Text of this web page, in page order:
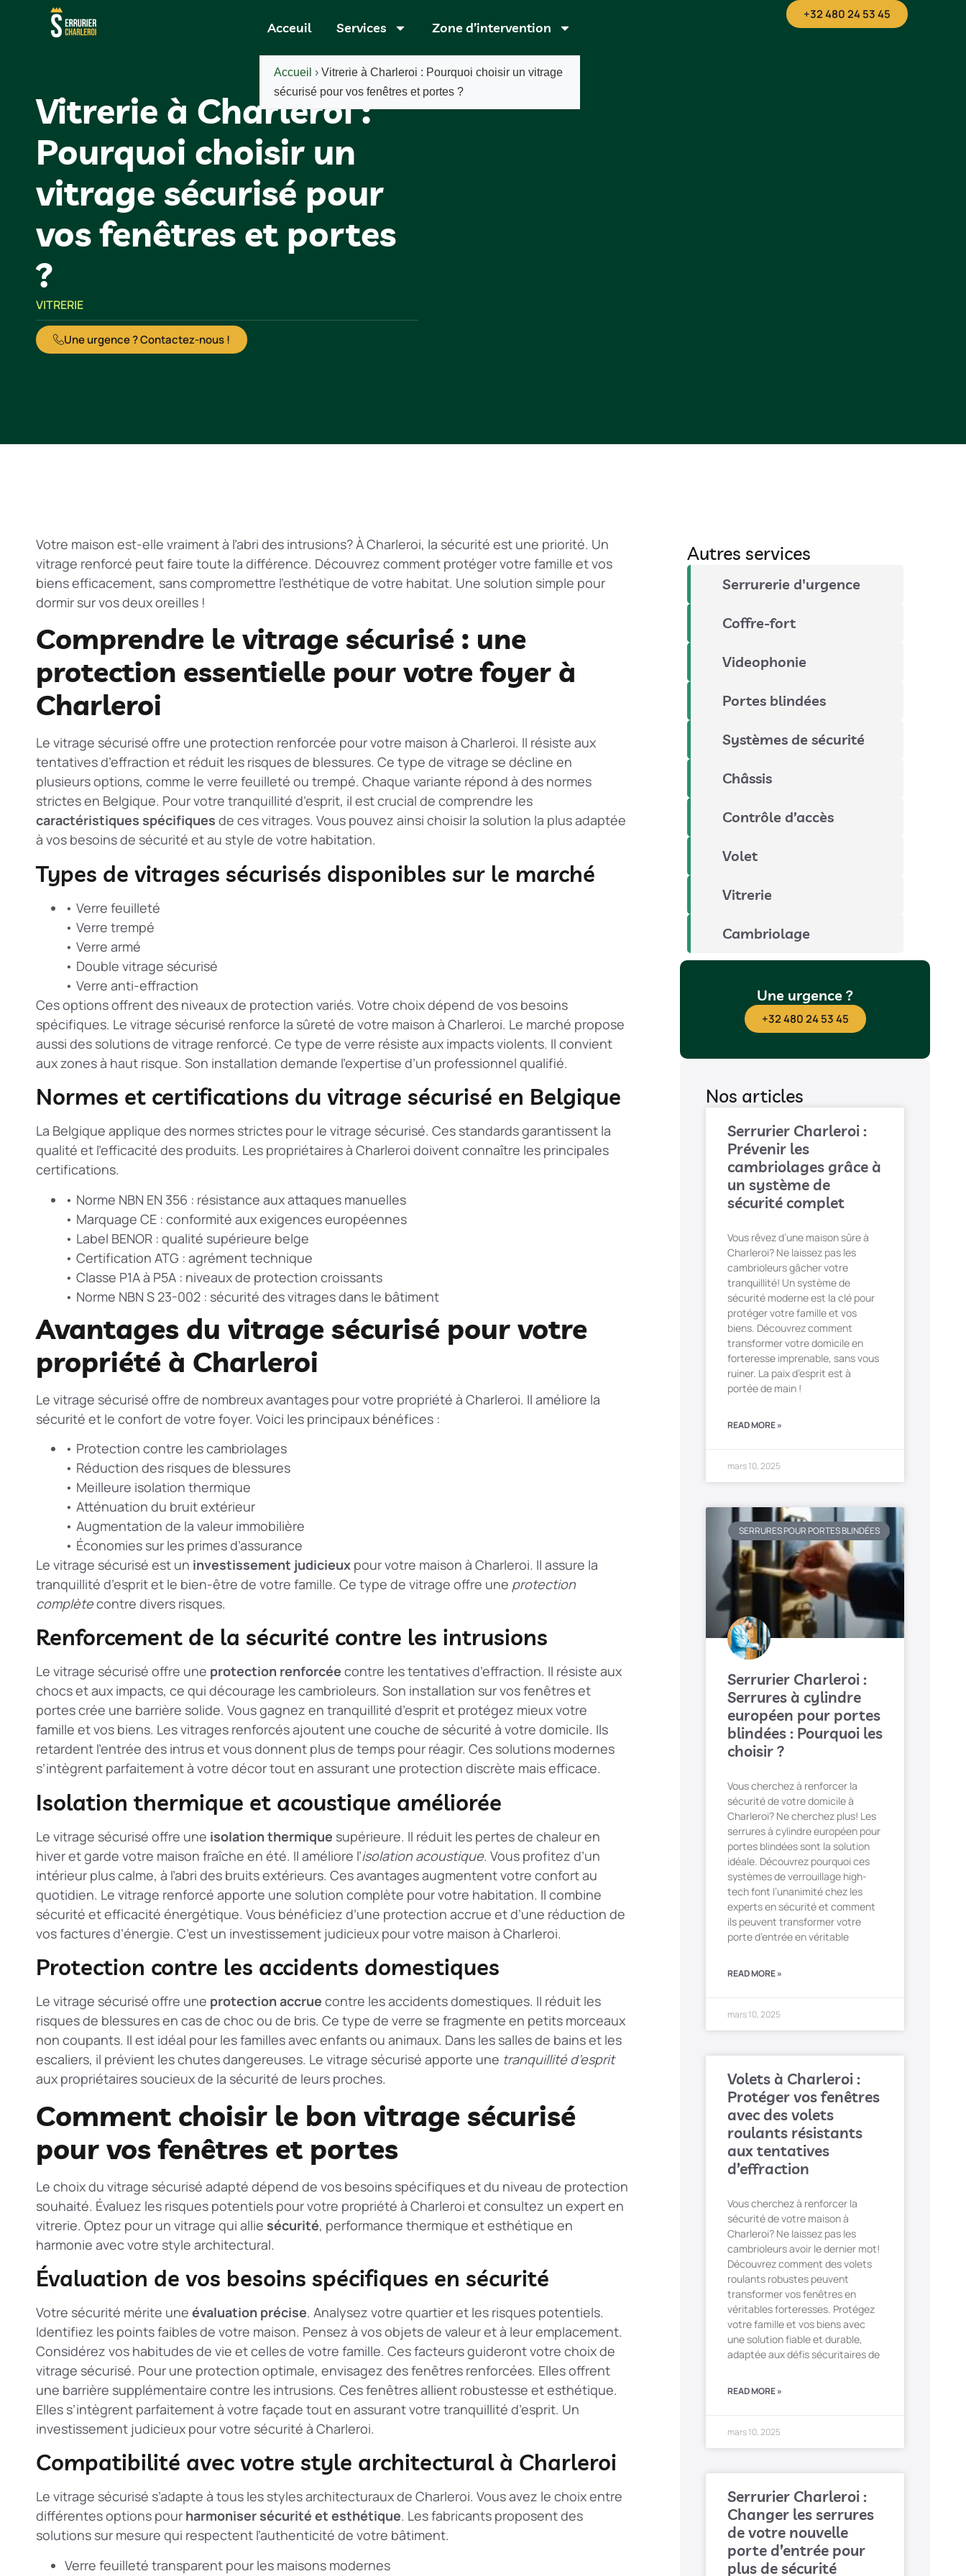
Vitrerie à Charleroi :
Pourquoi choisir un
vitrage sécurisé pour
vos fenêtres et portes
?
VITRERIE
Une urgence ? Contactez-nous !
Votre maison est-elle vraiment à l’abri des intrusions? À Charleroi, la sécurité est une priorité. Un
vitrage renforcé peut faire toute la différence. Découvrez comment protéger votre famille et vos
biens efficacement, sans compromettre l’esthétique de votre habitat. Une solution simple pour
dormir sur vos deux oreilles !
Comprendre le vitrage sécurisé : une
protection essentielle pour votre foyer à
Charleroi
Le vitrage sécurisé offre une protection renforcée pour votre maison à Charleroi. Il résiste aux
tentatives d’effraction et réduit les risques de blessures. Ce type de vitrage se décline en
plusieurs options, comme le verre feuilleté ou trempé. Chaque variante répond à des normes
strictes en Belgique. Pour votre tranquillité d’esprit, il est crucial de comprendre les
caractéristiques spécifiques de ces vitrages. Vous pouvez ainsi choisir la solution la plus adaptée
à vos besoins de sécurité et au style de votre habitation.
Types de vitrages sécurisés disponibles sur le marché
• Verre feuilleté
• Verre trempé
• Verre armé
• Double vitrage sécurisé
• Verre anti-effraction
Ces options offrent des niveaux de protection variés. Votre choix dépend de vos besoins
spécifiques. Le vitrage sécurisé renforce la sûreté de votre maison à Charleroi. Le marché propose
aussi des solutions de vitrage renforcé. Ce type de verre résiste aux impacts violents. Il convient
aux zones à haut risque. Son installation demande l’expertise d’un professionnel qualifié.
Normes et certifications du vitrage sécurisé en Belgique
La Belgique applique des normes strictes pour le vitrage sécurisé. Ces standards garantissent la
qualité et l’efficacité des produits. Les propriétaires à Charleroi doivent connaître les principales
certifications.
• Norme NBN EN 356 : résistance aux attaques manuelles
• Marquage CE : conformité aux exigences européennes
• Label BENOR : qualité supérieure belge
• Certification ATG : agrément technique
• Classe P1A à P5A : niveaux de protection croissants
• Norme NBN S 23-002 : sécurité des vitrages dans le bâtiment
Avantages du vitrage sécurisé pour votre
propriété à Charleroi
Le vitrage sécurisé offre de nombreux avantages pour votre propriété à Charleroi. Il améliore la
sécurité et le confort de votre foyer. Voici les principaux bénéfices :
• Protection contre les cambriolages
• Réduction des risques de blessures
• Meilleure isolation thermique
• Atténuation du bruit extérieur
• Augmentation de la valeur immobilière
• Économies sur les primes d’assurance
Le vitrage sécurisé est un investissement judicieux pour votre maison à Charleroi. Il assure la
tranquillité d’esprit et le bien-être de votre famille. Ce type de vitrage offre une protection
complètecontre divers risques.
Renforcement de la sécurité contre les intrusions
Le vitrage sécurisé offre une protection renforcée contre les tentatives d’effraction. Il résiste aux
chocs et aux impacts, ce qui décourage les cambrioleurs. Son installation sur vos fenêtres et
portes crée une barrière solide. Vous gagnez en tranquillité d’esprit et protégez mieux votre
famille et vos biens. Lesvitrages renforcésajoutent une couche de sécurité à votre domicile. Ils
retardent l’entrée des intrus et vous donnent plus de temps pour réagir. Ces solutions modernes
s’intègrent parfaitement à votre décor tout en assurant une protection discrète mais efficace.
Isolation thermique et acoustique améliorée
Le vitrage sécurisé offre une isolation thermique supérieure. Il réduit les pertes de chaleur en
hiver et garde votre maison fraîche en été. Il améliore l’isolation acoustique. Vous profitez d’un
intérieur plus calme, à l’abri des bruits extérieurs. Ces avantages augmentent votre confort au
quotidien. Le vitrage renforcé apporte une solution complète pour votre habitation. Il combine
sécurité et efficacité énergétique. Vous bénéficiez d’une protection accrue et d’une réduction de
vos factures d’énergie. C’est un investissement judicieux pour votre maison à Charleroi.
Protection contre les accidents domestiques
Le vitrage sécurisé offre une protection accrue contre les accidents domestiques. Il réduit les
risques de blessures en cas de choc ou de bris. Ce type de verre se fragmente en petits morceaux
non coupants. Il est idéal pour les familles avec enfants ou animaux. Dans les salles de bains et les
escaliers, il prévient les chutes dangereuses. Le vitrage sécurisé apporte une tranquillité d’esprit
aux propriétaires soucieux de la sécurité de leurs proches.
Comment choisir le bon vitrage sécurisé
pour vos fenêtres et portes
Le choix du vitrage sécurisé adapté dépend de vos besoins spécifiques et du niveau de protection
souhaité. Évaluez les risques potentiels pour votre propriété à Charleroi et consultez un expert en
vitrerie. Optez pour un vitrage qui allie sécurité, performance thermique et esthétique en
harmonie avec votre style architectural.
Évaluation de vos besoins spécifiques en sécurité
Votre sécurité mérite une évaluation précise. Analysez votre quartier et les risques potentiels.
Identifiez les points faibles de votre maison. Pensez à vos objets de valeur et à leur emplacement.
Considérez vos habitudes de vie et celles de votre famille. Ces facteurs guideront votre choix de
vitrage sécurisé. Pour une protection optimale, envisagez desfenêtres renforcées. Elles offrent
une barrière supplémentaire contre les intrusions. Ces fenêtres allient robustesse et esthétique.
Elles s’intègrent parfaitement à votre façade tout en assurant votre tranquillité d’esprit. Un
investissement judicieux pour votre sécurité à Charleroi.
Compatibilité avec votre style architectural à Charleroi
Le vitrage sécurisé s’adapte à tous les styles architecturaux de Charleroi. Vous avez le choix entre
différentes options pour harmoniser sécurité et esthétique. Les fabricants proposent des
solutions sur mesure qui respectent l’authenticité de votre bâtiment.
Verre feuilleté transparent pour les maisons modernes
Autres services
Serrurerie d'urgence
Coffre-fort
Videophonie
Portes blindées
Systèmes de sécurité
Châssis
Contrôle d’accès
Volet
Vitrerie
Cambriolage
Une urgence ?
+32 480 24 53 45
Nos articles
Serrurier Charleroi :
Prévenir les
cambriolages grâce à
un système de
sécurité complet
Vous rêvez d’une maison sûre à
Charleroi? Ne laissez pas les
cambrioleurs gâcher votre
tranquillité! Un système de
sécurité moderne est la clé pour
protéger votre famille et vos
biens. Découvrez comment
transformer votre domicile en
forteresse imprenable, sans vous
ruiner. La paix d’esprit est à
portée de main !
READ MORE »
mars 10, 2025
SERRURES POUR PORTES BLINDÉES
Serrurier Charleroi :
Serrures à cylindre
européen pour portes
blindées : Pourquoi les
choisir ?
Vous cherchez à renforcer la
sécurité de votre domicile à
Charleroi? Ne cherchez plus! Les
serrures à cylindre européen pour
portes blindées sont la solution
idéale. Découvrez pourquoi ces
systèmes de verrouillage high-
tech font l’unanimité chez les
experts en sécurité et comment
ils peuvent transformer votre
porte d’entrée en véritable
READ MORE »
mars 10, 2025
Volets à Charleroi :
Protéger vos fenêtres
avec des volets
roulants résistants
aux tentatives
d’effraction
Vous cherchez à renforcer la
sécurité de votre maison à
Charleroi? Ne laissez pas les
cambrioleurs avoir le dernier mot!
Découvrez comment des volets
roulants robustes peuvent
transformer vos fenêtres en
véritables forteresses. Protégez
votre famille et vos biens avec
une solution fiable et durable,
adaptée aux défis sécuritaires de
READ MORE »
mars 10, 2025
Serrurier Charleroi :
Changer les serrures
de votre nouvelle
porte d’entrée pour
plus de sécurité
Acceuil Services Zone d’intervention
Accueil › Vitrerie à Charleroi : Pourquoi choisir un vitrage
sécurisé pour vos fenêtres et portes ?
+32 480 24 53 45